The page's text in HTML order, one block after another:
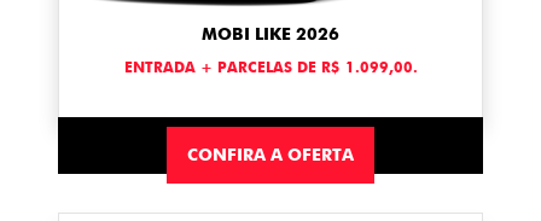
MOBI LIKE 2026
ENTRADA + PARCELAS DE R$ 1.099,00.
CONFIRA A OFERTA